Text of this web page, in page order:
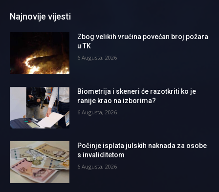
Najnovije vijesti
Zbog velikih vrućina povećan broj požara
u TK
6 Augusta, 2026
Biometrija i skeneri će razotkriti ko je
ranije krao na izborima?
6 Augusta, 2026
Počinje isplata julskih naknada za osobe
s invaliditetom
6 Augusta, 2026